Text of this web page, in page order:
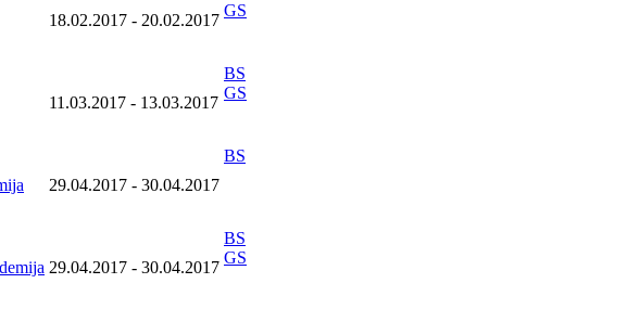
18.02.2017 - 20.02.2017
GS
11.03.2017 - 13.03.2017
BS
GS
29.04.2017 - 30.04.2017
BS
29.04.2017 - 30.04.2017
BS
GS